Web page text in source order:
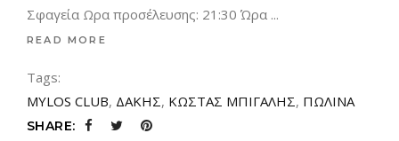
Σφαγεία Ωρα προσέλευσης: 21:30 Ώρα
READ MORE
Tags:
MYLOS CLUB, ΔΑΚΗΣ, ΚΩΣΤΑΣ ΜΠΙΓΑΛΗΣ, ΠΩΛΙΝΑ
SHARE: